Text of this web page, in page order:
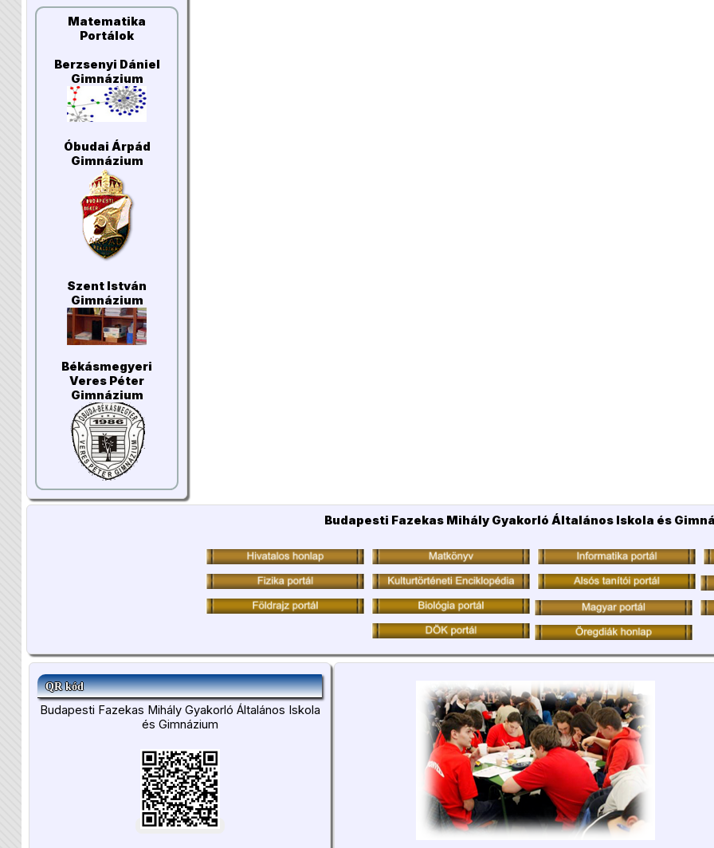
Matematika
Portálok
Berzsenyi Dániel
Gimnázium
Óbudai Árpád
Gimnázium
Szent István
Gimnázium
Békásmegyeri
Veres Péter
Gimnázium
Budapesti Fazekas Mihály Gyakorló Általános Iskola és
QR kód
Budapesti Fazekas Mihály Gyakorló Általános Iskola
és Gimnázium